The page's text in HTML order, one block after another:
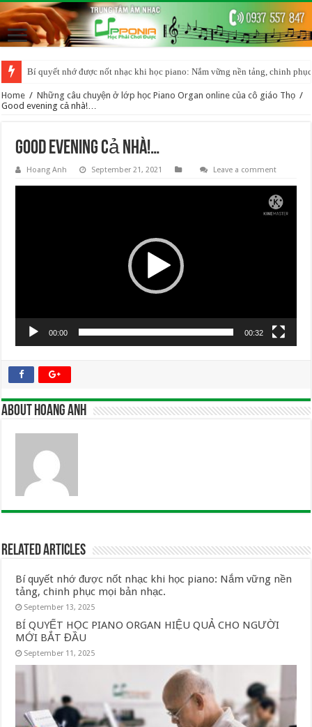
Bí quyết nhớ được nốt nhạc khi học piano: Nắm vững nền tảng, chinh
Home / Những câu chuyện ở lớp học Piano Organ online của cô giáo Thọ /
Good evening cả nhà!…
Good evening cả nhà!…
Hoang Anh September 21, 2021 Leave a comment
00:00 00:32
About Hoang Anh
Related Articles
Bí quyết nhớ được nốt nhạc khi học piano: Nắm vững nền
tảng, chinh phục mọi bản nhạc.
September 13, 2025
BÍ QUYẾT HỌC PIANO ORGAN HIỆU QUẢ CHO NGƯỜI
MỚI BẮT ĐẦU
September 11, 2025